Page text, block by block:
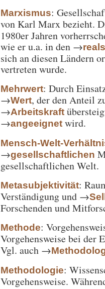
Marxismus:
von Karl Marx bezieht.
1980er Jahren
wie er u.a. in den →
sich an diesen Ländern
vertreten wurde.
Mehrwert: Durch
→Wert, der den Anteil
→Arbeitskraft
→angeeignet wird.
Mensch-Welt-
→gesellschaftlichen
gesellschaftlichen Welt.
Metasubjektivität:
Verständigung und →
Forschenden und
Methode:
Vorgehensweise bei der
Vgl. auch →
Methodologie:
Vorgehensweise.